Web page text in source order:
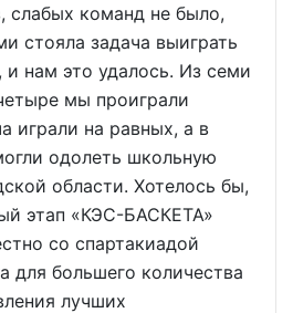
слабых команд не было,
стояла задача выиграть
и нам это удалось. Из семи
мы проиграли
играли на равных, а в
одолеть школьную
области. Хотелось бы,
этап «КЭС-БАСКЕТА»
со спартакиадой
для большего количества
лучших